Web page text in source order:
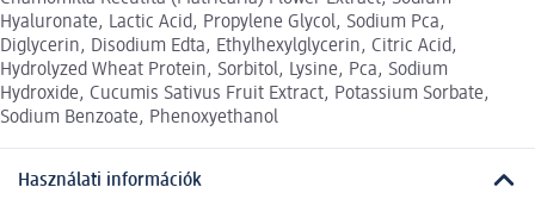
Hyaluronate, Lactic Acid, Propylene Glycol, Sodium Pca,
Diglycerin, Disodium Edta, Ethylhexylglycerin, Citric Acid,
Hydrolyzed Wheat Protein, Sorbitol, Lysine, Pca, Sodium
Hydroxide, Cucumis Sativus Fruit Extract, Potassium Sorbate,
Sodium Benzoate, Phenoxyethanol
Használati információk